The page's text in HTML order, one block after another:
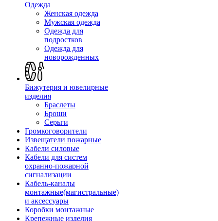
Одежда
Женская одежда
Мужская одежда
Одежда для
подростков
Одежда для
новорожденных
Бижутерия и ювелирные
изделия
Браслеты
Броши
Серьги
Громкоговорители
Извещатели пожарные
Кабели силовые
Кабели для систем
охранно-пожарной
сигнализации
Кабель-каналы
монтажные(магистральные)
и аксессуары
Коробки монтажные
Крепежные изделия